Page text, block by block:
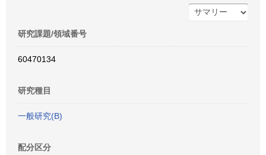
研究課題/領域番号
60470134
研究種目
一般研究(B)
配分区分